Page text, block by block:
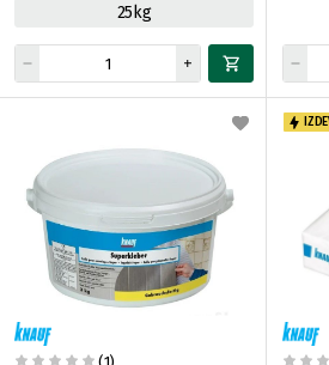
25kg